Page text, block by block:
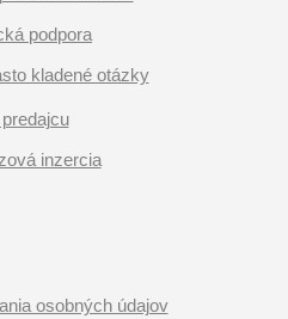
podpora
kladené otázky
inzercia
osobných údajov